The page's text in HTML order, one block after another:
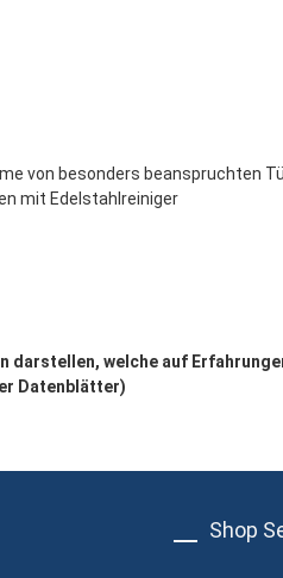
von besonders beanspruchten
mit Edelstahlreiniger
darstellen, welche auf
Datenblätter)
Shop